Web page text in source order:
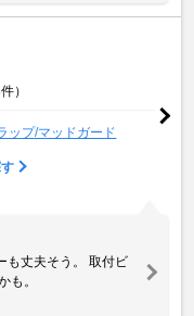
）
ップ/マッドガード
も丈夫そう。 取付ビ
も。